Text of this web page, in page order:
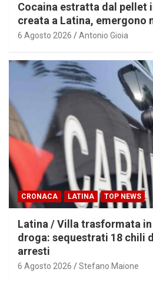
Cocaina estratta dal pellet
creata a Latina, emergono
6 Agosto 2026 Antonio Gioia
CRONACA LATINA TOP NEWS
Latina / Villa trasformata
droga: sequestrati 18 chili
arresti
6 Agosto 2026 Stefano Maione